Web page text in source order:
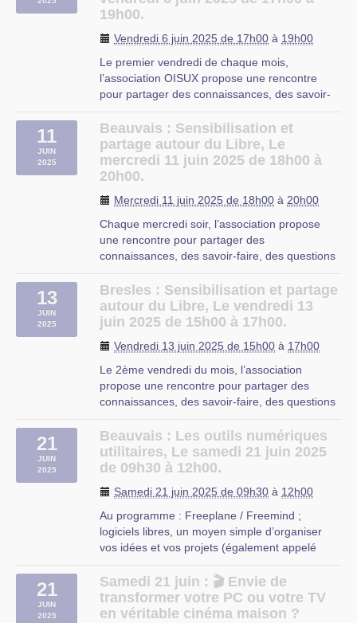
C’est aussi l’endroit où l’on est pas obligé
Dans une salle équipée d’un tableau blanc et
fréquemment des ateliers, des initiations, des
discussions, des tests, des démonstrations, de
l’entraide abordant lelogiciel libreet de la
dégustation de bières.
Public Numérique), 311 rue Salvador Allende à
Cysoing.
C’est (…)
Beauvais
19h00.
Vendredi 6 juin 2025 de 17h00 à 19h00
Le premier vendredi de chaque mois,
l’association OISUX propose une rencontre
pour partager des connaissances, des savoir-
logiciels libres, que ce soit à propos du système
d’exploitation Linux, des applications libres ou
des services en ligne (…)
Milly-sur-Thérain
11
JUIN
2025
Beauvais : Sensibilisation et
partage autour du Libre, Le
mercredi 11 juin 2025 de 18h00 à
20h00.
Mercredi 11 juin 2025 de 18h00 à 20h00
Chaque mercredi soir, l’association propose
une rencontre pour partager des
connaissances, des savoir-faire, des questions
soit à propos du système d’exploitation Linux,
des applications libres ou des services en ligne
libres.
13
JUIN
2025
Bresles : Sensibilisation et partage
autour du Libre, Le vendredi 13
juin 2025 de 15h00 à 17h00.
Vendredi 13 juin 2025 de 15h00 à 17h00
Le 2ème vendredi du mois, l’association
propose une rencontre pour partager des
connaissances, des savoir-faire, des questions
soit à propos du système d’exploitation Linux,
des applications libres ou des services en ligne
libres. (…)
Bresles
21
JUIN
2025
Beauvais : Les outils numériques
utilitaires, Le samedi 21 juin 2025
de 09h30 à 12h00.
Samedi 21 juin 2025 de 09h30 à 12h00
Au programme : Freeplane / Freemind ;
logiciels libres, un moyen simple d’organiser
vos idées et vos projets (également appelé
Nathalie "Carte Mentale "
En présentiel ou en visio, adresse du salon :
https://url.oisux.org/samedi-du-libre (…)
21
JUIN
2025
Samedi 21 juin : 🎬 Envie de
transformer votre PC ou votre TV
en véritable cinéma maison ?